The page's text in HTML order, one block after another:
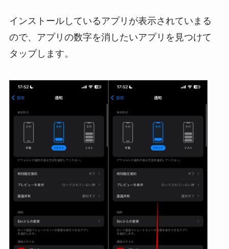
インストールしているアプリが表示されていまる
ので、アプリの数字を消したいアプリを見つけて
タップします。